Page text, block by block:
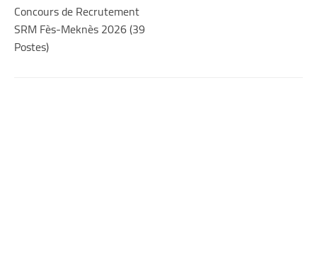
Concours de Recrutement
SRM Fès-Meknès 2026 (39
Postes)